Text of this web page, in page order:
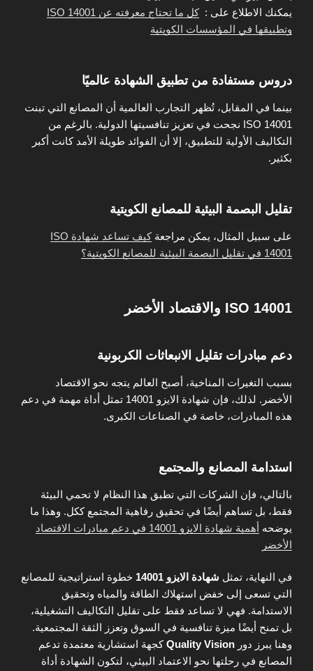
يمكنك الاطلاع على :
كل ما تحتاج معرفته عن ISO 14001
وتطبيقها في المؤسسات الكويتية
دروس مستفادة من تطبيق الشهادة عالميًا
بينما في المقابل، تُظهر التجارب العالمية أن المصانع التي تبنت
ISO 14001 نجحت في تعزيز تنافسيتها الدولية. بالرغم من
التكاليف الأولية للتطبيق، إلا أن الفوائد طويلة الأمد كانت أكبر
بكثير.
تقليل البصمة البيئية للمصانع الكويتية
على سبيل المثال، يمكن مراجعة
كيف تساعد شهادة ISO
14001 في تقليل البصمة البيئية للمصانع الكويتية؟
ISO 14001 والاقتصاد الأخضر
دعم مبادرات تقليل الانبعاثات الكربونية
بسبب التغيرات المناخية، أصبح العالم يتجه نحو الاقتصاد
الأخضر. لذلك، فإن شهادة الايزو 14001 تمثل أداة مهمة في دعم
هذه المبادرات، خاصة في الصناعات الكبرى.
استدامة المصانع والمجتمع
بالتالي، فإن الشركات التي تطبق هذا النظام لا تحمي البيئة
فقط، بل تساهم أيضًا في تحقيق رفاهية المجتمع ككل. وهذا ما
يوضحه
أهمية شهادة الايزو 14001 في دعم مبادرات الاقتصاد
الأخضر
في النهاية، تمثل شهادة الايزو 14001
خطوة استراتيجية للمصانع
التي تسعى إلى خفض استهلاك الطاقة والمياه وتحقيق
الاستدامة. فهي لا تساعد فقط على تقليل التكاليف التشغيلية،
بل تمنح أيضًا ميزة تنافسية في السوق وتعزز الثقة المجتمعية.
وهنا يبرز دور Quality Visionكجهة استشارية معتمدة تدعم
المصانع في رحلتها نحو الاعتماد البيئي، لتكون الشهادة أداة